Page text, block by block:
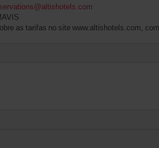
as tarifas no site www.altishotels.com,